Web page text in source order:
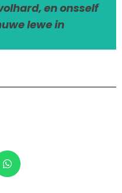
en onsself
lewe in